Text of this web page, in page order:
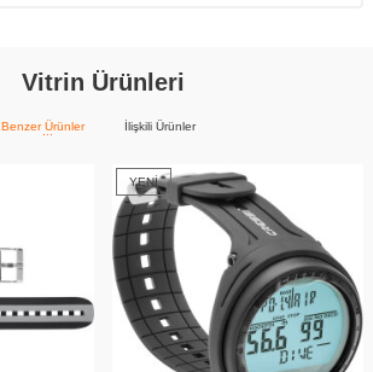
Vitrin Ürünleri
Benzer Ürünler İlişkili Ürünler
YENI